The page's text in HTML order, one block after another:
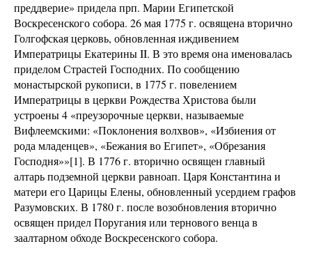
преддверие» придела прп. Марии Египетской
Воскресенского собора. 26 мая 1775 г. освящена вторично
Голгофская церковь, обновленная иждивением
Императрицы Екатерины II. В это время она именовалась
приделом Страстей Господних. По сообщению
монастырской рукописи, в 1775 г. повелением
Императрицы в церкви Рождества Христова были
устроены 4 «преузорочные церкви, называемые
Вифлеемскими: «Поклонения волхвов», «Избиения от
рода младенцев», «Бежания во Египет», «Обрезания
Господня»»[1]. В 1776 г. вторично освящен главный
алтарь подземной церкви равноап. Царя Константина и
матери его Царицы Елены, обновленный усердием графов
Разумовских. В 1780 г. после возобновления вторично
освящен придел Поругания или тернового венца в
заалтарном обходе Воскресенского собора.